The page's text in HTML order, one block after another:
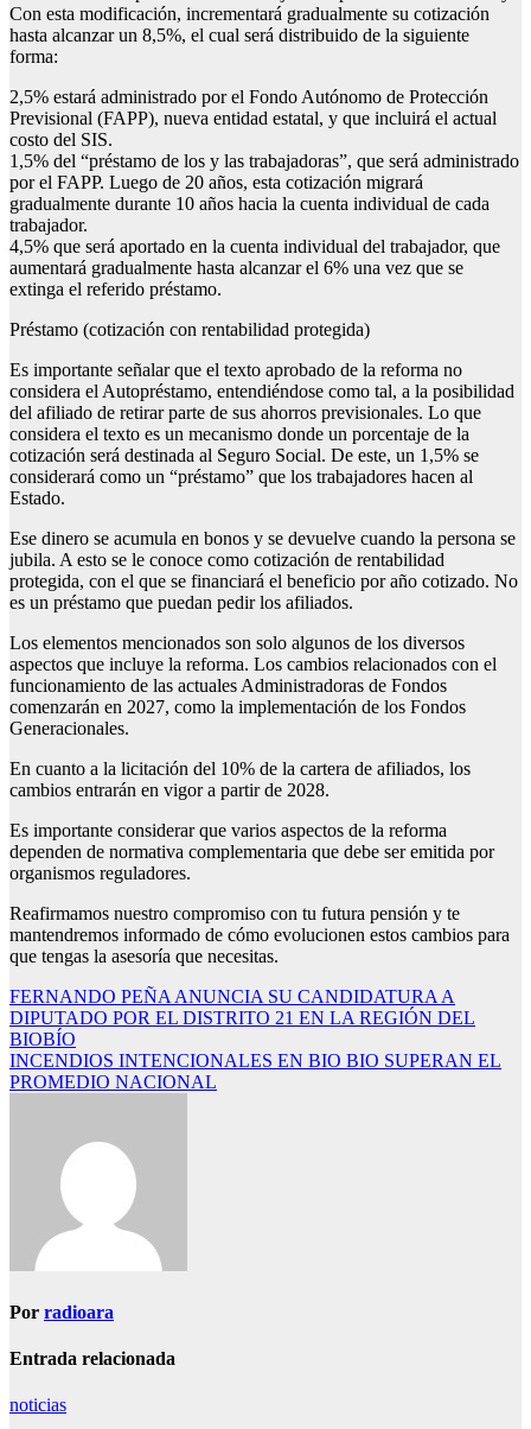
Con esta modificación, incrementará gradualmente su cotización
hasta alcanzar un 8,5%, el cual será distribuido de la siguiente
forma:
2,5% estará administrado por el Fondo Autónomo de Protección
Previsional (FAPP), nueva entidad estatal, y que incluirá el actual
costo del SIS.
1,5% del “préstamo de los y las trabajadoras”, que será administrado
por el FAPP. Luego de 20 años, esta cotización migrará
gradualmente durante 10 años hacia la cuenta individual de cada
trabajador.
4,5% que será aportado en la cuenta individual del trabajador, que
aumentará gradualmente hasta alcanzar el 6% una vez que se
extinga el referido préstamo.
Préstamo (cotización con rentabilidad protegida)
Es importante señalar que el texto aprobado de la reforma no
considera el Autopréstamo, entendiéndose como tal, a la posibilidad
del afiliado de retirar parte de sus ahorros previsionales. Lo que
considera el texto es un mecanismo donde un porcentaje de la
cotización será destinada al Seguro Social. De este, un 1,5% se
considerará como un “préstamo” que los trabajadores hacen al
Estado.
Ese dinero se acumula en bonos y se devuelve cuando la persona se
jubila. A esto se le conoce como cotización de rentabilidad
protegida, con el que se financiará el beneficio por año cotizado. No
es un préstamo que puedan pedir los afiliados.
Los elementos mencionados son solo algunos de los diversos
aspectos que incluye la reforma. Los cambios relacionados con el
funcionamiento de las actuales Administradoras de Fondos
comenzarán en 2027, como la implementación de los Fondos
Generacionales.
En cuanto a la licitación del 10% de la cartera de afiliados, los
cambios entrarán en vigor a partir de 2028.
Es importante considerar que varios aspectos de la reforma
dependen de normativa complementaria que debe ser emitida por
organismos reguladores.
Reafirmamos nuestro compromiso con tu futura pensión y te
mantendremos informado de cómo evolucionen estos cambios para
que tengas la asesoría que necesitas.
Navegación
de
entradas
FERNANDO PEÑA ANUNCIA SU CANDIDATURA A
DIPUTADO POR EL DISTRITO 21 EN LA REGIÓN DEL
BIOBÍO
INCENDIOS INTENCIONALES EN BIO BIO SUPERAN EL
PROMEDIO NACIONAL
Por radioara
Entrada relacionada
noticias